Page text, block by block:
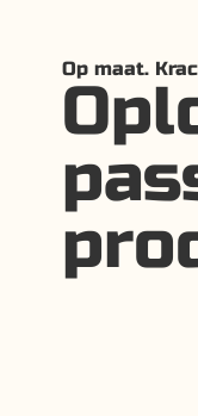
Op maat.